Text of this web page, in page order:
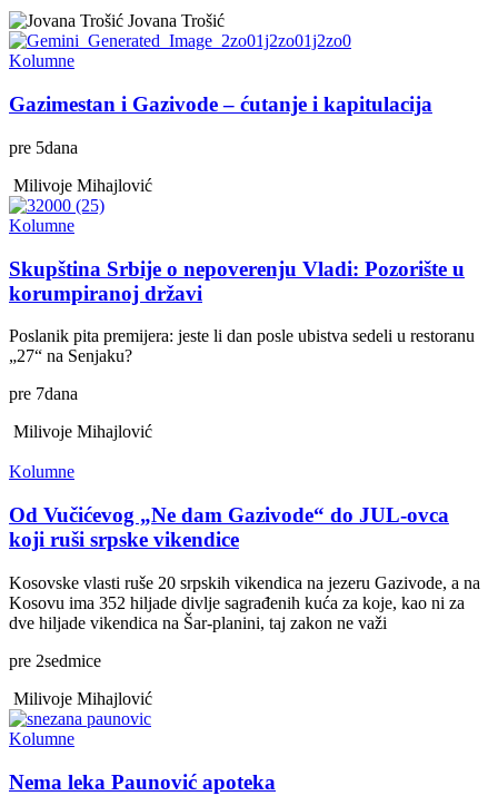
Jovana Trošić
Kolumne
Gazimestan i Gazivode – ćutanje i kapitulacija
pre 5dana
Milivoje Mihajlović
Kolumne
Skupština Srbije o nepoverenju Vladi: Pozorište u
korumpiranoj državi
Poslanik pita premijera: jeste li dan posle ubistva sedeli u restoranu
„27“ na Senjaku?
pre 7dana
Milivoje Mihajlović
Kolumne
Od Vučićevog „Ne dam Gazivode“ do JUL-ovca
koji ruši srpske vikendice
Kosovske vlasti ruše 20 srpskih vikendica na jezeru Gazivode, a na
Kosovu ima 352 hiljade divlje sagrađenih kuća za koje, kao ni za
dve hiljade vikendica na Šar-planini, taj zakon ne važi
pre 2sedmice
Milivoje Mihajlović
Kolumne
Nema leka Paunović apoteka